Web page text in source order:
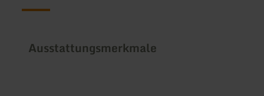
Ausstattungsmerkmale